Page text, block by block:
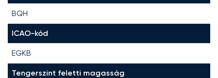
BQH
ICAO-kód
EGKB
Tengerszint feletti magasság